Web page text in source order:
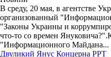
В среду, 20 мая, в агентстве
организованный
"Законы Украины и
что-то со времен
"Информационного Майдана...
Двуликий Янус Концерна РРТ